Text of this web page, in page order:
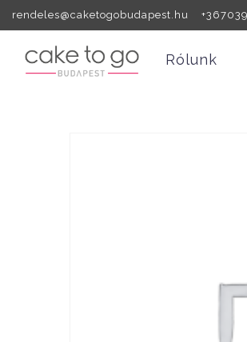
rendeles@caketogobudapest.hu
Rólunk